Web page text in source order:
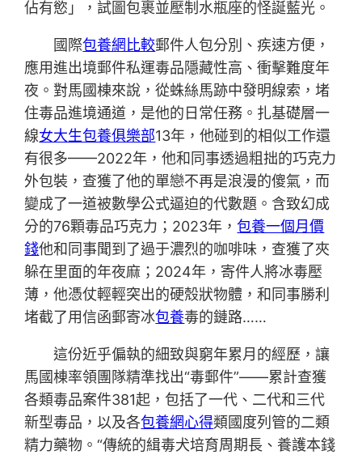
佔有慾」，試圖包裹並壓制水瓶座的怪誕藍光。
國際包養網比較郵件人包分別、疾速方便，
應用進出境郵件私運毒品隱藏性高、衝擊難度年
夜。對馬國棟來說，從蛛絲馬跡中發明線索，堵
住毒品進境通道，是他的日常任務。扎基礎層一
線女大生包養俱樂部13年，他碰到的相似工作還
有很多——2022年，他和同事透過粗拙的巧克力
外包裝，查獲了他的單戀不再是浪漫的傻氣，而
變成了一道被數學公式逼迫的代數題。含致幻成
分的76顆毒品巧克力；2023年，包養一個月價
錢他和同事聞到了過于濃烈的咖啡味，查獲了夾
躲在里面的年夜麻；2024年，寄件人將冰毒壓
薄，他憑仗輕輕突出的硬殼狀物體，和同事勝利
堵截了用信函郵寄冰包養毒的鏈路……
這份近乎偏執的細致與窮年累月的經歷，讓
馬國棟率領團隊精準找出“毒郵件”——累計查獲
各類毒品案件381起，包括了一代、二代和三代
新型毒品，以及各包養網心得類國度列管的二類
精力藥物。“傳統的緝毒犬培育周期長、養護本錢